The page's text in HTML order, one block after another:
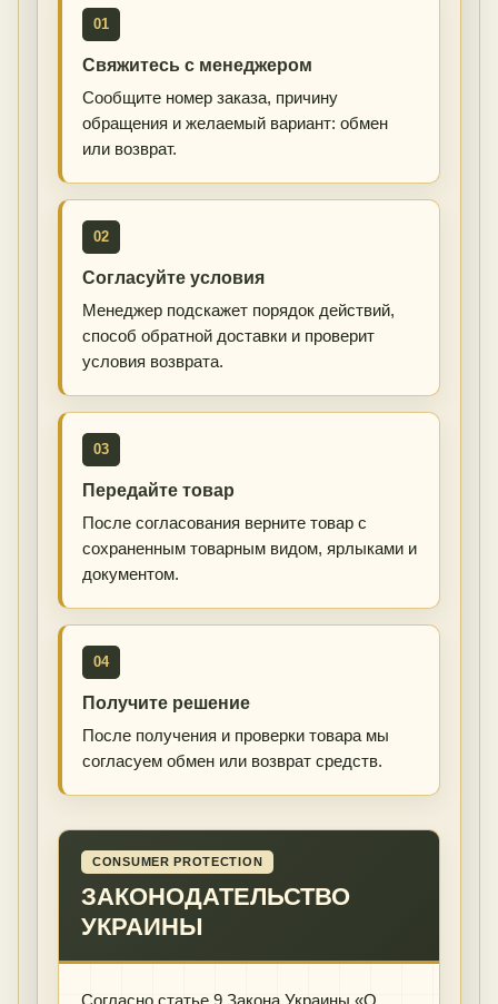
01
Свяжитесь с менеджером
Сообщите номер заказа, причину
обращения и желаемый вариант: обмен
или возврат.
02
Согласуйте условия
Менеджер подскажет порядок действий,
способ обратной доставки и проверит
условия возврата.
03
Передайте товар
После согласования верните товар с
сохраненным товарным видом, ярлыками и
документом.
04
Получите решение
После получения и проверки товара мы
согласуем обмен или возврат средств.
CONSUMER PROTECTION
ЗАКОНОДАТЕЛЬСТВО
УКРАИНЫ
Согласно статье 9 Закона Украины «О